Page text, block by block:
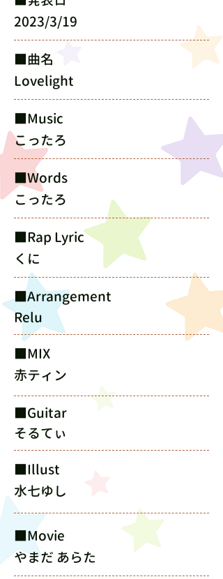
2023/3/19
​■曲名
Lovelight
​■Music
こったろ
​■Words
こったろ
​■Rap Lyric
くに
​■Arrangement
Relu
​■MIX
赤ティン
​■Guitar
そるてぃ
​■Illust
水七ゆし
​■Movie
やまだ あらた